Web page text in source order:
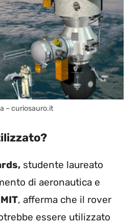
– curiosauro.it
studente laureato
di aeronautica e
MIT, afferma che il rover
essere utilizzato